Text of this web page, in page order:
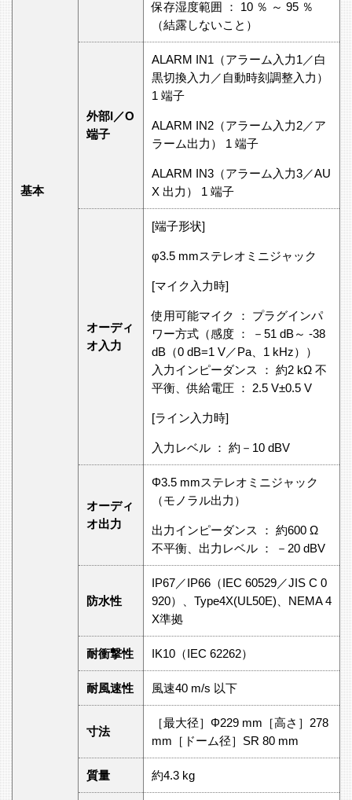
基本
保存湿度範囲 ： 10 ％ ～ 95 ％
（結露しないこと）
外部I／O
端子
ALARM IN1（アラーム入力1／白
黒切換入力／自動時刻調整入力）
1 端子
ALARM IN2（アラーム入力2／ア
ラーム出力） 1 端子
ALARM IN3（アラーム入力3／AU
X 出力） 1 端子
オーディ
オ入力
[端子形状]
φ3.5 mmステレオミニジャック
[マイク入力時]
使用可能マイク ： プラグインパ
ワー方式（感度 ： －51 dB～ -38
dB（0 dB=1 V／Pa、1 kHz））
入力インピーダンス ： 約2 kΩ 不
平衡、供給電圧 ： 2.5 V±0.5 V
[ライン入力時]
入力レベル ： 約－10 dBV
オーディ
オ出力
Φ3.5 mmステレオミニジャック
（モノラル出力）
出力インピーダンス ： 約600 Ω
不平衡、出力レベル ： －20 dBV
防水性
IP67／IP66（IEC 60529／JIS C 0
920）、Type4X(UL50E)、NEMA 4
X準拠
耐衝撃性 IK10（IEC 62262）
耐風速性 風速40 m/s 以下
寸法
［最大径］Φ229 mm［高さ］278
mm［ドーム径］SR 80 mm
質量 約4.3 kg